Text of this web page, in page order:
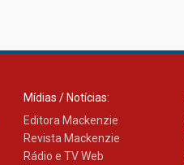
Mídias / Notícias:
Editora Mackenzie
Revista Mackenzie
Rádio e TV Web